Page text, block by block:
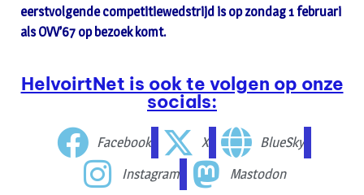
eerstvolgende competitiewedstrijd is op zondag 1 februari
als OVV’67 op bezoek komt.
HelvoirtNet is ook te volgen op onze
socials:
Facebook X
BlueSky
Instagram
Mastodon